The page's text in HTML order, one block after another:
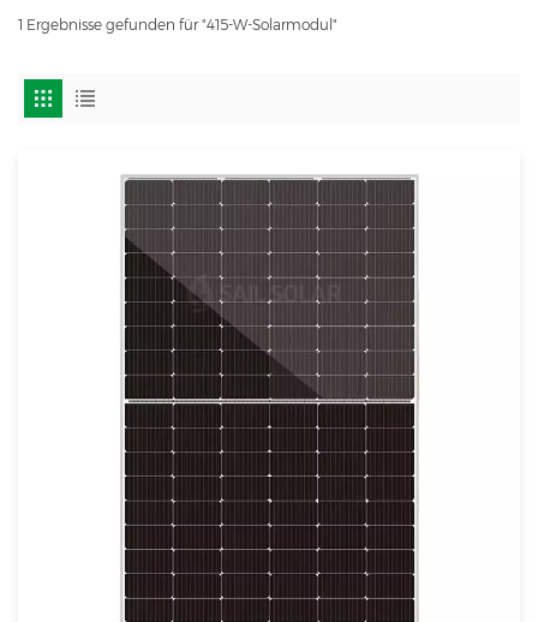
1 Ergebnisse gefunden für "415-W-Solarmodul"